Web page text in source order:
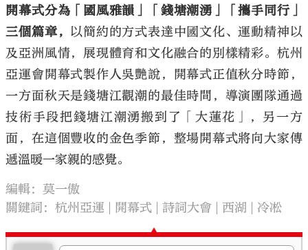
開幕式分為「國風雅韻」「錢塘潮湧」「攜手同行」
三個篇章， 以簡約的方式表達中國文化、運動精神以
及亞洲風情，展現體育和文化融合的別樣精彩。杭州
亞運會開幕式製作人吳艷說，開幕式正值秋分時節，
一方面秋天是錢塘江觀潮的最佳時間，導演團隊通過
技術手段把錢塘江潮湧搬到了「大蓮花」，另一方
面，在這個豐收的金色季節，整場開幕式將向大家傳
遞溫暖一家親的感覺。
編輯：莫一傲
關鍵詞：杭州亞運 開幕式 詩詞大會 西湖 冷凇